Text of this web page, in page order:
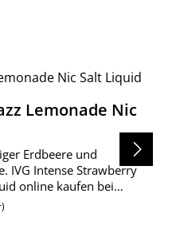
Lemonade Nic
Erdbeere und
IVG Intense Strawberry
online kaufen bei